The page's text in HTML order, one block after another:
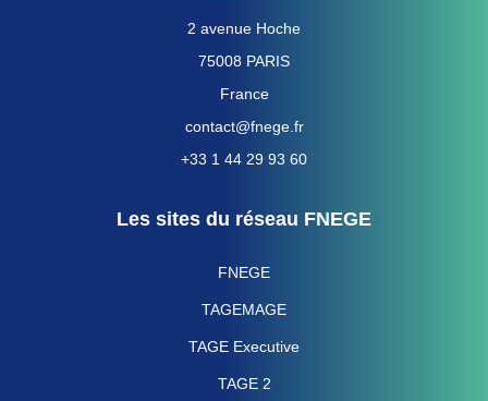
2 avenue Hoche
75008 PARIS
France
contact@fnege.fr
+33 1 44 29 93 60
Les sites du réseau FNEGE
FNEGE
TAGEMAGE
TAGE Executive
TAGE 2